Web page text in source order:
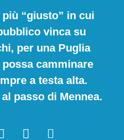
“giusto” in cui
vinca su
per una Puglia
camminare
a testa alta.
passo di Mennea.